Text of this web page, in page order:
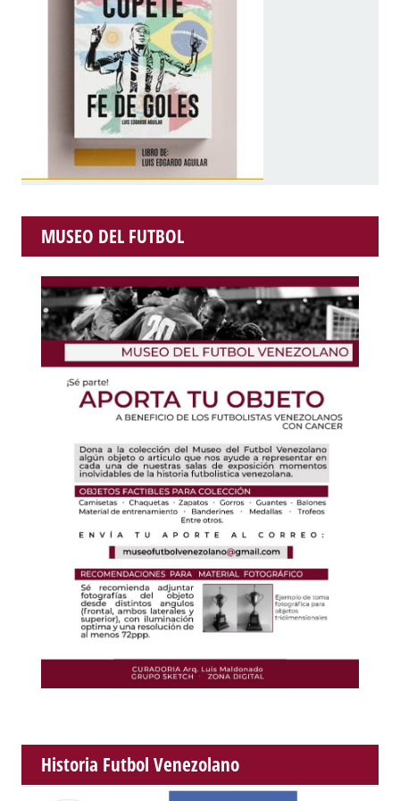
MUSEO DEL FUTBOL
Historia Futbol Venezolano